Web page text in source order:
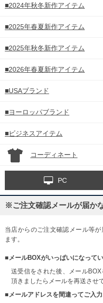
■2024年秋冬新作アイテム
■2025年春夏新作アイテム
■2025年秋冬新作アイテム
■2026年春夏新作アイテム
■USAブランド
■ヨーロッパブランド
■ビジネスアイテム
コーディネート
PC
※ご注文確認メールが届か
当店からのご注文確認メール等
ます。
■メールBOXがいっぱいになってい
送受信をされた後、メール
頂きましたらメールを再送させ
■メールアドレスを間違ってご入力